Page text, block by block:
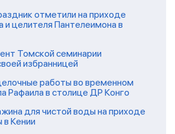
отметили на приходе
и целителя Пантелеимона в
Томской семинарии
избранницей
работы во временном
Рафаила в столице ДР Конго
для чистой воды на приходе
в Кении